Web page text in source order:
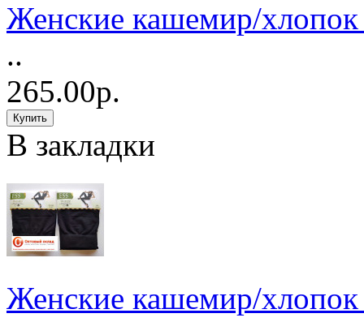
Женские кашемир/
..
265.00р.
В закладки
Женские кашемир/